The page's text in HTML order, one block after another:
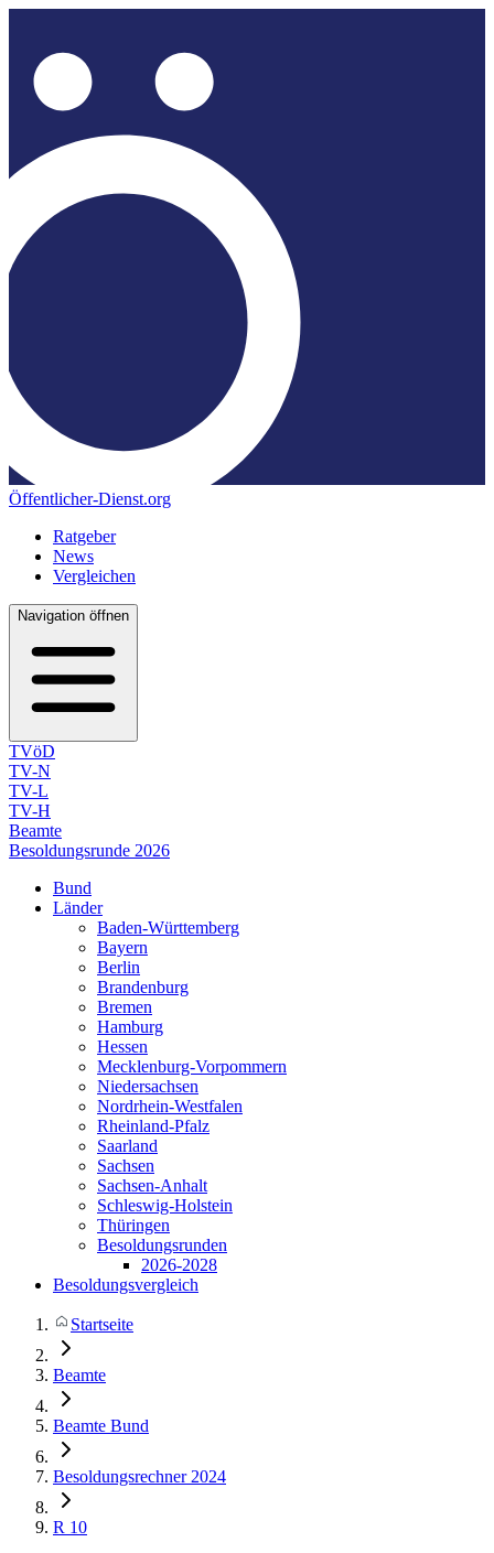
Öffentlicher-Dienst.org
Ratgeber
News
Vergleichen
Navigation öffnen
TVöD
TV-N
TV-L
TV-H
Beamte
Besoldungsrunde 2026
Bund
Länder
Baden-Württemberg
Bayern
Berlin
Brandenburg
Bremen
Hamburg
Hessen
Mecklenburg-Vorpommern
Niedersachsen
Nordrhein-Westfalen
Rheinland-Pfalz
Saarland
Sachsen
Sachsen-Anhalt
Schleswig-Holstein
Thüringen
Besoldungsrunden
2026-2028
Besoldungsvergleich
Startseite
Beamte
Beamte Bund
Besoldungsrechner 2024
R 10